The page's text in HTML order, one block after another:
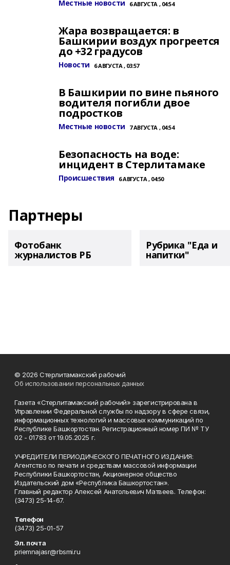
Местные новости 6 АВГУСТА , 04:54
Жара возвращается: в
Башкирии воздух прогреется
до +32 градусов
Новости 6 АВГУСТА , 03:57
В Башкирии по вине пьяного
водителя погибли двое
подростков
Местные новости 7 АВГУСТА , 04:54
Безопасность на воде:
инцидент в Стерлитамаке
Происшествия 6 АВГУСТА , 04:50
Партнеры
Фотобанк
журналистов РБ
Рубрика "Еда и
напитки"
© 2026 Стерлитамакский рабочий
Об использовании персональных данных
Газета «Стерлитамакский рабочий» зарегистрирована в
Управлении Федеральной службы по надзору в сфере связи,
информационных технологий и массовых коммуникаций по
Республике Башкортостан. Регистрационный номер ПИ № ТУ
02 - 01783 от 19.05.2025 г.
УЧРЕДИТЕЛИ ПЕРИОДИЧЕСКОГО ПЕЧАТНОГО ИЗДАНИЯ:
Агентство по печати и средствам массовой информации
Республики Башкортостан, Акционерное общество
Издательский дом «Республика Башкортостан».
Главный редактор Алексей Анатольевич Матвеев. Телефон:
(3473) 25-14-67.
Телефон
(3473) 25-01-57
Эл. почта
priemnajasr@rbsmi.ru